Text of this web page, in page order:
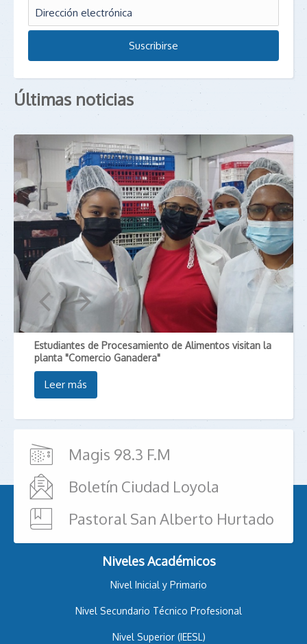
Últimas noticias
Estudiantes de Procesamiento de Alimentos visitan la
planta "Comercio Ganadera"
Leer más
Magis 98.3 F.M
Boletín Ciudad Loyola
Pastoral San Alberto Hurtado
Niveles Académicos
Nivel Inicial y Primario
Nivel Secundario Técnico Profesional
Nivel Superior (IEESL)